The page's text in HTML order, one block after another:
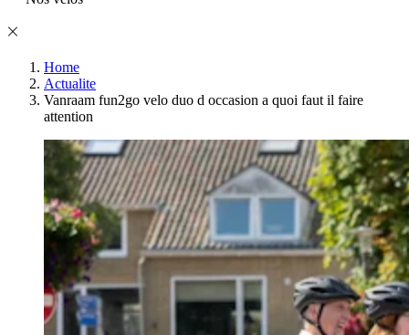
Home
Actualite
Vanraam fun2go velo duo d occasion a quoi faut il faire
attention